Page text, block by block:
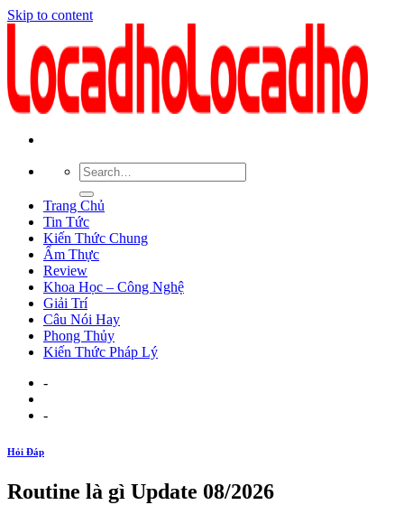
Skip to content
Trang Chủ
Tin Tức
Kiến Thức Chung
Ẩm Thực
Review
Khoa Học – Công Nghệ
Giải Trí
Câu Nói Hay
Phong Thủy
Kiến Thức Pháp Lý
-
-
Hỏi Đáp
Routine là gì Update 08/2026